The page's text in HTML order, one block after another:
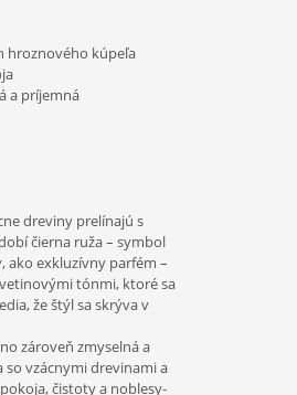
hroznového kúpeľa
a príjemná
dreviny prelínajú s
čierna ruža – symbol
ako exkluzívny parfém –
tónmi, ktoré sa
že štýl sa skrýva v
zároveň zmyselná a
so vzácnymi drevinami a
čistoty a noblesy-